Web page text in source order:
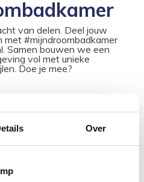
Over
van delen. Deel jouw
met #mijndroombadkamer
Samen bouwen we een
vol met unieke
Doe je mee?